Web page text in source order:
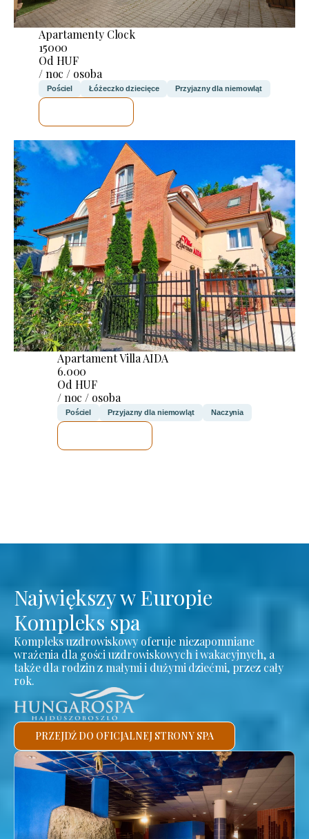
Apartamenty Clock
15000
Od HUF
/ noc / osoba
Pościel Łóżeczko dziecięce Przyjazny dla niemowląt
Apartament Villa AIDA
6.000
Od HUF
/ noc / osoba
Pościel Przyjazny dla niemowląt Naczynia
Największy w Europie
Kompleks spa
Kompleks uzdrowiskowy oferuje niezapomniane
wrażenia dla gości uzdrowiskowych i wakacyjnych, a
także dla rodzin z małymi i dużymi dziećmi, przez cały
rok.
PRZEJDŹ DO OFICJALNEJ STRONY SPA